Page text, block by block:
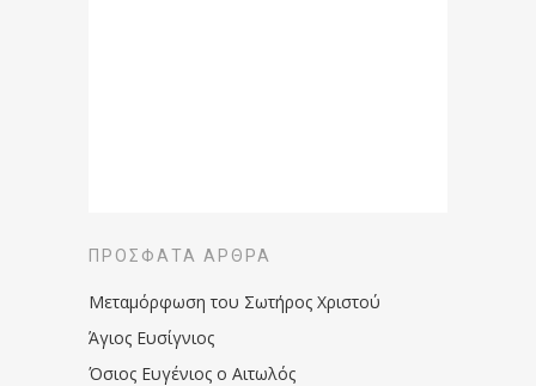
ΠΡΌΣΦΑΤΑ ΆΡΘΡΑ
Μεταμόρφωση του Σωτήρος Χριστού
Άγιος Ευσίγνιος
Όσιος Ευγένιος ο Αιτωλός